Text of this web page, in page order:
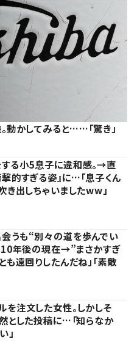
かしてみると……「驚き」
る小5息子に違和感。→直
撃的すぎる姿』に…「息子くん
き出しちゃいましたww」
うも“別々の道を歩んでい
10年後の現在→”まさかすぎ
遠回りしたんだね」「素敵
を注文した女性。しかしそ
とした投稿に…「知らなか
」